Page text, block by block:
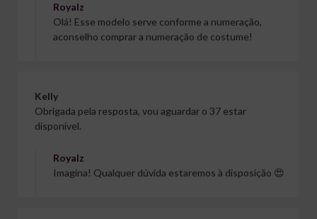
Royalz
Olá! Esse modelo serve conforme a numeração,
aconselho comprar a numeração de costume!
Kelly
Obrigada pela resposta, vou aguardar o 37 estar
disponível.
Royalz
Imagina! Qualquer dúvida estaremos à disposição 😍